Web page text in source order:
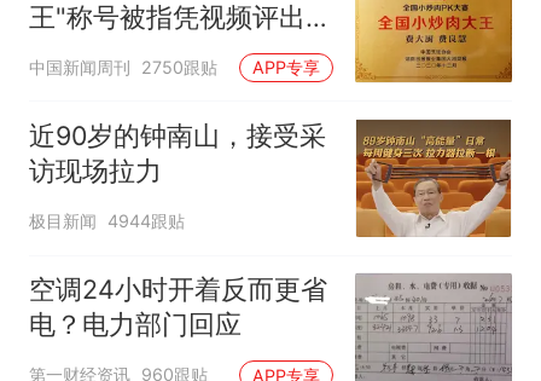
王"称号被指凭视频评出
官方回应
中国新闻周刊 2750跟贴 APP专享
近90岁的钟南山，接受采
访现场拉力
极目新闻 4944跟贴
空调24小时开着反而更省
电？电力部门回应
第一财经资讯 960跟贴 APP专享